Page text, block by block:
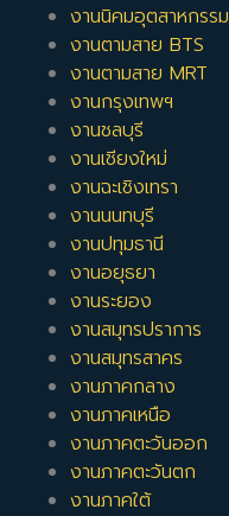
งานนิคมอุตสาหกรรม
งานตามสาย BTS
งานตามสาย MRT
งานกรุงเทพฯ
งานชลบุรี
งานเชียงใหม่
งานฉะเชิงเทรา
งานนนทบุรี
งานปทุมธานี
งานอยุธยา
งานระยอง
งานสมุทรปราการ
งานสมุทรสาคร
งานภาคกลาง
งานภาคเหนือ
งานภาคตะวันออก
งานภาคตะวันตก
งานภาคใต้